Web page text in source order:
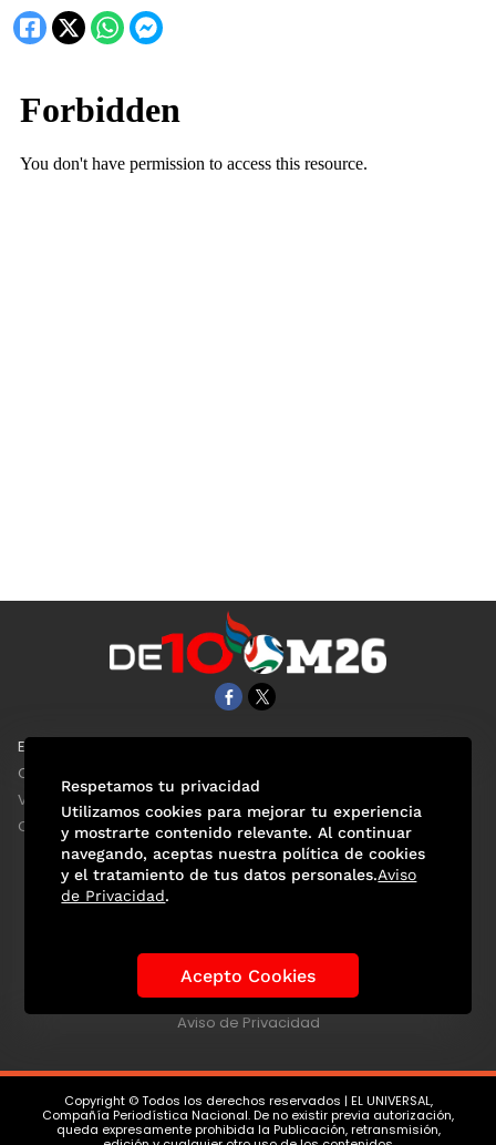
EL UNIVERSAL
Clase
ViveUSA
Confabulario
Historia de los Mundiales Lo viral Anécdotas Mundialistas
Las Figuras Tendencias Directorio
Aviso de Privacidad
Copyright © Todos los derechos reservados | EL UNIVERSAL,
Compañía Periodística Nacional. De no existir previa autorización,
queda expresamente prohibida la Publicación, retransmisión,
Respetamos tu privacidad
Utilizamos cookies para mejorar tu experiencia
y mostrarte contenido relevante. Al continuar
navegando, aceptas nuestra política de cookies
y el tratamiento de tus datos personales.Aviso
de Privacidad.
Acepto Cookies